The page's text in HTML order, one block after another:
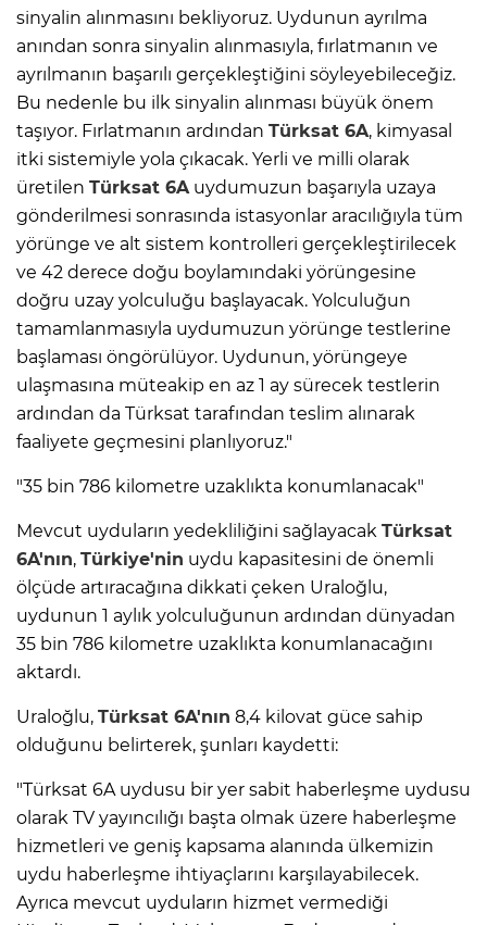
sinyalin alınmasını bekliyoruz. Uydunun ayrılma
anından sonra sinyalin alınmasıyla, fırlatmanın ve
ayrılmanın başarılı gerçekleştiğini söyleyebileceğiz.
Bu nedenle bu ilk sinyalin alınması büyük önem
taşıyor. Fırlatmanın ardından Türksat 6A, kimyasal
itki sistemiyle yola çıkacak. Yerli ve milli olarak
üretilen Türksat 6Auydumuzun başarıyla uzaya
gönderilmesi sonrasında istasyonlar aracılığıyla tüm
yörünge ve alt sistem kontrolleri gerçekleştirilecek
ve 42 derece doğu boylamındaki yörüngesine
doğru uzay yolculuğu başlayacak. Yolculuğun
tamamlanmasıyla uydumuzun yörünge testlerine
başlaması öngörülüyor. Uydunun, yörüngeye
ulaşmasına müteakip en az 1 ay sürecek testlerin
ardından da Türksat tarafından teslim alınarak
faaliyete geçmesini planlıyoruz."
"35 bin 786 kilometre uzaklıkta konumlanacak"
Mevcut uyduların yedekliliğini sağlayacak Türksat
6A'nın, Türkiye'nin uydu kapasitesini de önemli
ölçüde artıracağına dikkati çeken Uraloğlu,
uydunun 1 aylık yolculuğunun ardından dünyadan
35 bin 786 kilometre uzaklıkta konumlanacağını
aktardı.
Uraloğlu, Türksat 6A'nın 8,4 kilovat güce sahip
olduğunu belirterek, şunları kaydetti:
"Türksat 6A uydusu bir yer sabit haberleşme uydusu
olarak TV yayıncılığı başta olmak üzere haberleşme
hizmetleri ve geniş kapsama alanında ülkemizin
uydu haberleşme ihtiyaçlarını karşılayabilecek.
Ayrıca mevcut uyduların hizmet vermediği